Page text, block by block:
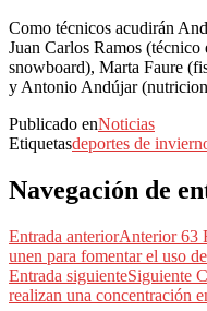
Como técnicos acudirán
Juan Carlos Ramos
snowboard), Marta Faure
y Antonio Andújar
Publicado enNoticias
Etiquetasdeportes de
Navegación de
Entrada anteriorAnterior 63
unen para fomentar el uso
Entrada siguienteSiguiente
realizan una concentración